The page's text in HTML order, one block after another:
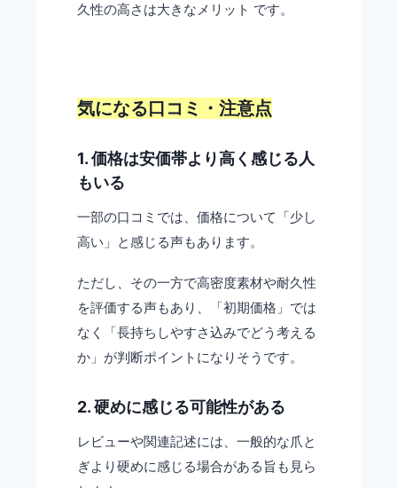
久性の高さは大きなメリット です。
気になる口コミ・注意点
1. 価格は安価帯より高く感じる人
もいる
一部の口コミでは、価格について「少し
高い」と感じる声もあります。
ただし、その一方で高密度素材や耐久性
を評価する声もあり、「初期価格」では
なく「長持ちしやすさ込みでどう考える
か」が判断ポイントになりそうです。
2. 硬めに感じる可能性がある
レビューや関連記述には、一般的な爪と
ぎより硬めに感じる場合がある旨も見ら